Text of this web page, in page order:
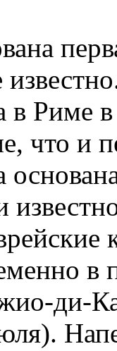
в Риме
что и
в
ди-